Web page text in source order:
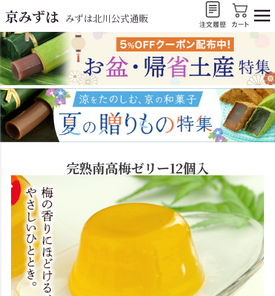
京みずは みずは北川公式通販
完熟南高梅ゼリー12個入